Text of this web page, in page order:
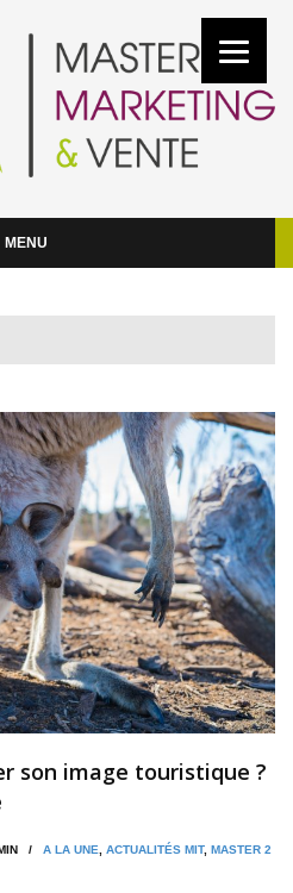
MENU
son image touristique ?
MIN / A LA UNE ACTUALITÉS MIT, MASTER 2